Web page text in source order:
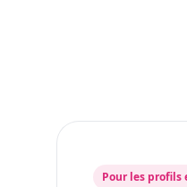
Pour les profils